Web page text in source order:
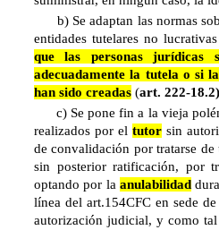
b) Se adaptan las normas
entidades tutelares no
que las personas jurídicas
adecuadamente la tutela o si
han sido creadas (art. 222-18.2)
c) Se pone fin a la vieja
realizados por eltutor sin
de convalidación por tratarse
sin posterior ratificación, por
optando por la anulabilidad
línea del art.154CFC en sede
autorización judicial, y como